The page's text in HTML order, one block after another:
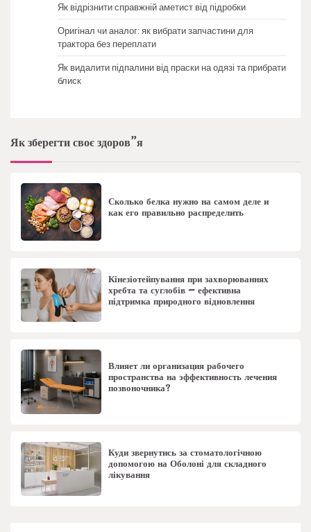
Як відрізнити справжній аметист від підробки
Оригінал чи аналог: як вибрати запчастини для
трактора без переплати
Як видалити підпалини від праски на одязі та прибрати
блиск
Як зберегти своє здоров”я
Сколько белка нужно на самом деле и
как его правильно распределить
Кінезіотейпування при захворюваннях
хребта та суглобів – ефективна
підтримка природного відновлення
Влияет ли организация рабочего
пространства на эффективность лечения
позвоночника?
Куди звернутись за стоматологічною
допомогою на Оболоні для складного
лікування